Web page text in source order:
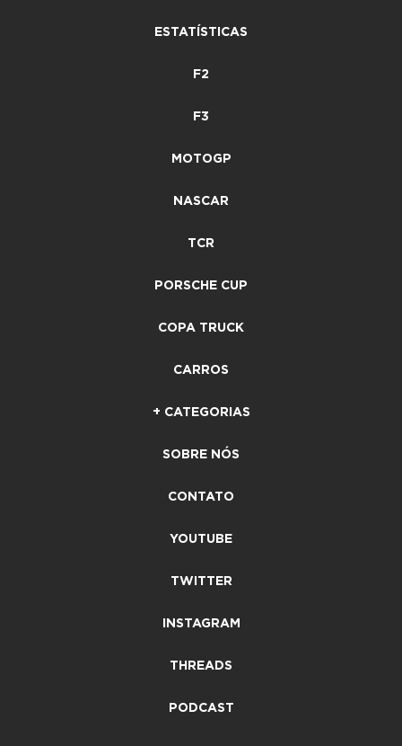
ESTATÍSTICAS
F2
F3
MOTOGP
NASCAR
TCR
PORSCHE CUP
COPA TRUCK
CARROS
+ CATEGORIAS
SOBRE NÓS
CONTATO
YOUTUBE
TWITTER
INSTAGRAM
THREADS
PODCAST